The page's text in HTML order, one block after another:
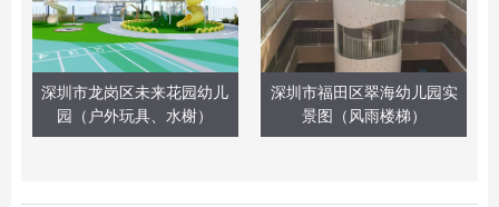
深圳市龙岗区未来花园幼儿
园（户外玩具、水榭）
深圳市福田区翠海幼儿园实
景图（风雨楼梯）